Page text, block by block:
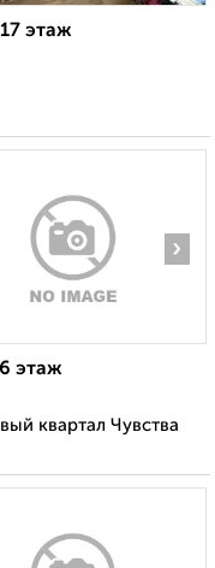
этаж
›
этаж
квартал Чувства